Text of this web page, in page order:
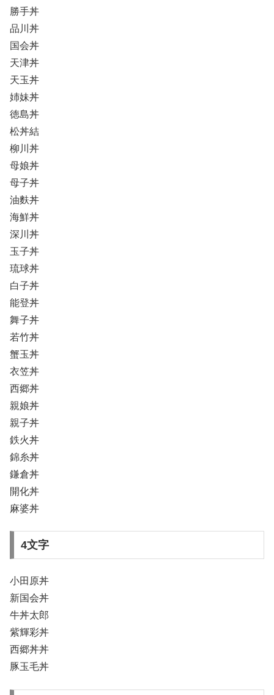
勝手丼
品川丼
国会丼
天津丼
天玉丼
姉妹丼
徳島丼
松丼結
柳川丼
母娘丼
母子丼
油麩丼
海鮮丼
深川丼
玉子丼
琉球丼
白子丼
能登丼
舞子丼
若竹丼
蟹玉丼
衣笠丼
西郷丼
親娘丼
親子丼
鉄火丼
錦糸丼
鎌倉丼
開化丼
麻婆丼
4文字
小田原丼
新国会丼
牛丼太郎
紫輝彩丼
西郷丼丼
豚玉毛丼